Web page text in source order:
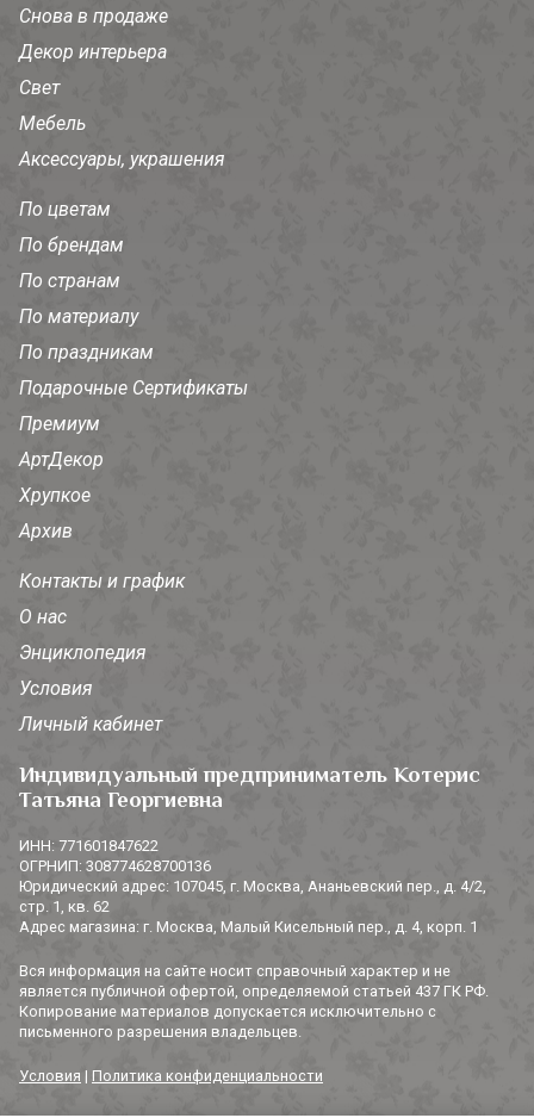
Снова в продаже
Декор интерьера
Свет
Мебель
Аксессуары, украшения
По цветам
По брендам
По странам
По материалу
По праздникам
Подарочные Сертификаты
Премиум
АртДекор
Хрупкое
Архив
Контакты и график
О нас
Энциклопедия
Условия
Личный кабинет
Индивидуальный предприниматель Котерис
Татьяна Георгиевна
ИНН: 771601847622
ОГРНИП: 308774628700136
Юридический адрес: 107045, г. Москва, Ананьевский пер., д. 4/2,
стр. 1, кв. 62
Адрес магазина: г. Москва, Малый Кисельный пер., д. 4, корп. 1
Вся информация на сайте носит справочный характер и не
является публичной офертой, определяемой статьей 437 ГК РФ.
Копирование материалов допускается исключительно с
письменного разрешения владельцев.
Условия | Политика конфиденциальности